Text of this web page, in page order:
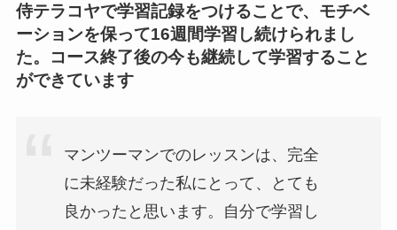
侍テラコヤで学習記録をつけることで、モチベ
ーションを保って16週間学習し続けられまし
た。コース終了後の今も継続して学習すること
ができています
マンツーマンでのレッスンは、完全
に未経験だった私にとって、とても
良かったと思います。自分で学習し